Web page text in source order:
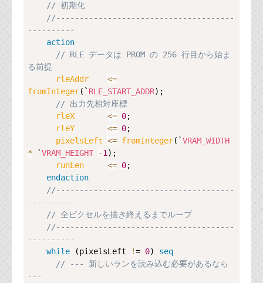
// 初期化
//--------------------------------------
----------
action
// RLE データは PROM の 256 行目から始ま
る前提
rleAddr <=
fromInteger(` RLE_START_ADDR);
// 出力先相対座標
rleX <= 0;
rleY <= 0;
pixelsLeft <= fromInteger(`VRAM_WIDTH
* `VRAM_HEIGHT -1);
runLen <= 0;
endaction
//--------------------------------------
----------
// 全ピクセルを描き終えるまでループ
//--------------------------------------
----------
while (pixelsLeft != 0) seq
// --- 新しいランを読み込む必要があるなら
---